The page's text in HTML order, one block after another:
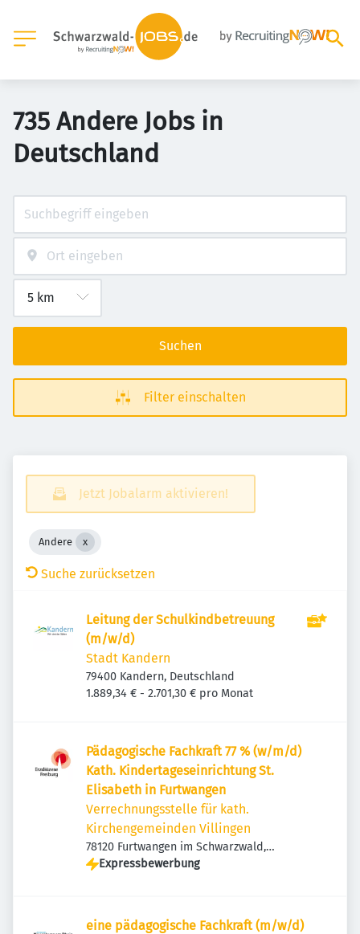
735 Andere Jobs in
Deutschland
Suchen
Filter einschalten
Jetzt Jobalarm aktivieren!
Andere
Suche zurücksetzen
Leitung der Schulkindbetreuung
(m/w/d)
Stadt Kandern
79400 Kandern, Deutschland
1.889,34 € - 2.701,30 € pro Monat
Pädagogische Fachkraft 77 % (w/m/d)
Kath. Kindertageseinrichtung St.
Elisabeth in Furtwangen
Verrechnungsstelle für kath.
Kirchengemeinden Villingen
78120 Furtwangen im Schwarzwald,
Deutschland
Expressbewerbung
eine pädagogische Fachkraft (m/w/d)